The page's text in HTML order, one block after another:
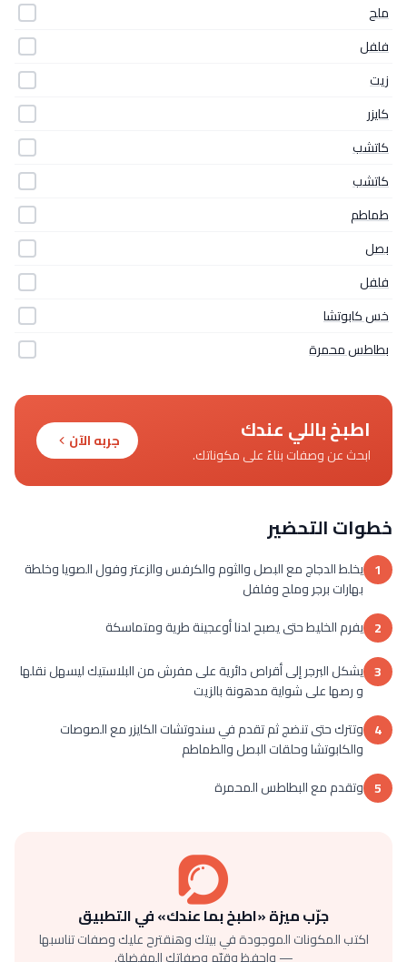
ملح
فلفل
زيت
كايزر
كاتشب
كاتشب
طماطم
بصل
فلفل
خس كابوتشا
بطاطس محمرة
اطبخ باللي عندك
ابحث عن وصفات بناءً على مكوناتك.
جربه الآن
خطوات التحضير
1 يخلط الدجاج مع البصل والثوم والكرفس والزعتر وفول الصويا وخلطة
بهارات برجر وملح وفلفل
2 يفرم الخليط حتى يصبح لدنا أوعجينة طرية ومتماسكة
3 يشكل البرجر إلى أقراص دائرية على مفرش من البلاستيك ليسهل نقلها
و رصها على شواية مدهونة بالزيت
4 وتترك حتى تنضج ثم تقدم في سندوتشات الكايزر مع الصوصات
والكابوتشا وحلقات البصل والطماطم
5 وتقدم مع البطاطس المحمرة
جرّب ميزة «اطبخ بما عندك» في التطبيق
اكتب المكونات الموجودة في بيتك وهنقترح عليك وصفات تناسبها